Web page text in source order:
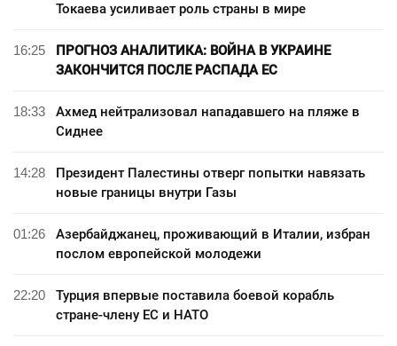
Токаева усиливает роль страны в мире
16:25
ПРОГНОЗ АНАЛИТИКА: ВОЙНА В УКРАИНЕ
ЗАКОНЧИТСЯ ПОСЛЕ РАСПАДА ЕС
18:33
Ахмед нейтрализовал нападавшего на пляже в
Сиднее
14:28
Президент Палестины отверг попытки навязать
новые границы внутри Газы
01:26
Азербайджанец, проживающий в Италии, избран
послом европейской молодежи
22:20
Турция впервые поставила боевой корабль
стране-члену ЕС и НАТО